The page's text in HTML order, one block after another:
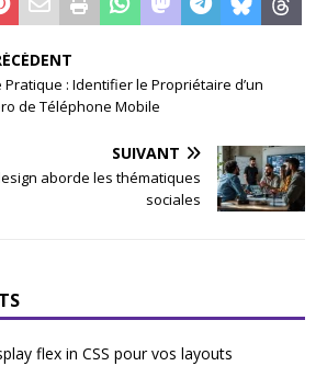
Pratique : Identifier le Propriétaire d’un
de Téléphone Mobile
SUIVANT
aborde les thématiques
sociales
flex in CSS pour vos layouts